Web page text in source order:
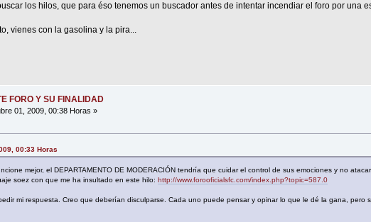
los hilos, que para éso tenemos un buscador antes de intentar incendiar el foro por una
vienes con la gasolina y la pira...
FORO Y SU FINALIDAD
01, 2009, 00:38 Horas »
00:33 Horas
mejor, el DEPARTAMENTO DE MODERACIÓN tendría que cuidar el control de sus emociones y no
soez con que me ha insultado en este hilo: http://www.forooficialsfc.com/index.php?topic=587.0
mi respuesta. Creo que deberían disculparse. Cada uno puede pensar y opinar lo que le dé la gana, pero